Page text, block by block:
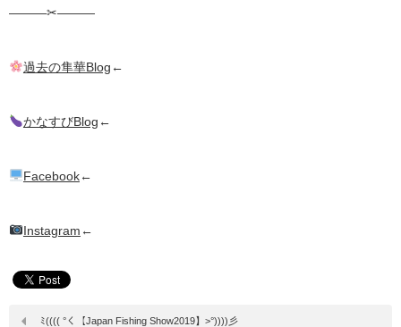
———✂︎———
過去の隼華Blog ←
かなすびBlog ←
Facebook←
Instagram ←
ﾐ(((( °く【Japan Fishing Show2019】>°))))彡